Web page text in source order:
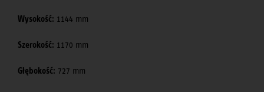
Wysokość: 1144 mm
Szerokość: 1170 mm
Głębokość: 727 mm